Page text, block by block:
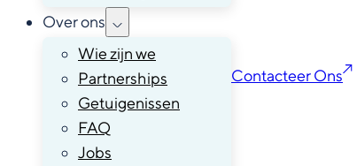
Over ons
Wie zijn we
Partnerships
Getuigenissen
FAQ
Jobs
Contacteer Ons